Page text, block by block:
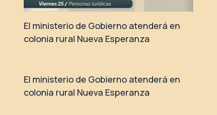
El ministerio de Gobierno atenderá en
colonia rural Nueva Esperanza
El ministerio de Gobierno atenderá en
colonia rural Nueva Esperanza